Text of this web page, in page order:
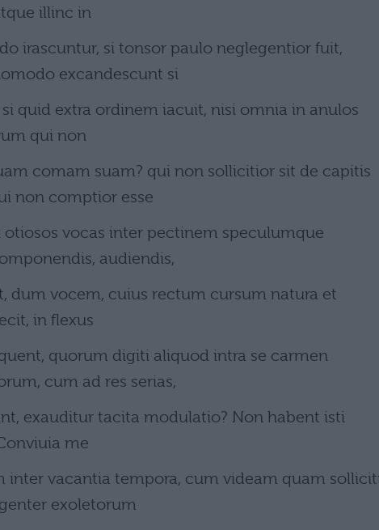
illinc in
irascuntur, si tonsor paulo neglegentior fuit,
excandescunt si
quid extra ordinem iacuit, nisi omnia in anulos
qui non
comam suam? qui non sollicitior sit de capitis
non comptior esse
vocas inter pectinem speculumque
audiendis,
dum vocem, cuius rectum cursum natura et
in flexus
quorum digiti aliquod intra se carmen
cum ad res serias,
exauditur tacita modulatio? Non habent isti
me
inter vacantia tempora, cum videam quam
exoletorum